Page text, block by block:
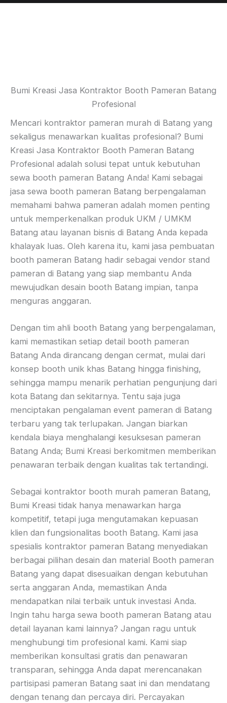
Bumi Kreasi Jasa Kontraktor Booth Pameran Batang
Profesional
Mencari kontraktor pameran murah di Batang yang
sekaligus menawarkan kualitas profesional? Bumi
Kreasi Jasa Kontraktor Booth Pameran Batang
Profesional adalah solusi tepat untuk kebutuhan
sewa booth pameran Batang Anda! Kami sebagai
jasa sewa booth pameran Batang berpengalaman
memahami bahwa pameran adalah momen penting
untuk memperkenalkan produk UKM / UMKM
Batang atau layanan bisnis di Batang Anda kepada
khalayak luas. Oleh karena itu, kami jasa pembuatan
booth pameran Batang hadir sebagai vendor stand
pameran di Batang yang siap membantu Anda
mewujudkan desain booth Batang impian, tanpa
menguras anggaran.
Dengan tim ahli booth Batang yang berpengalaman,
kami memastikan setiap detail booth pameran
Batang Anda dirancang dengan cermat, mulai dari
konsep booth unik khas Batang hingga finishing,
sehingga mampu menarik perhatian pengunjung dari
kota Batang dan sekitarnya. Tentu saja juga
menciptakan pengalaman event pameran di Batang
terbaru yang tak terlupakan. Jangan biarkan
kendala biaya menghalangi kesuksesan pameran
Batang Anda; Bumi Kreasi berkomitmen memberikan
penawaran terbaik dengan kualitas tak tertandingi.
Sebagai kontraktor booth murah pameran Batang,
Bumi Kreasi tidak hanya menawarkan harga
kompetitif, tetapi juga mengutamakan kepuasan
klien dan fungsionalitas booth Batang. Kami jasa
spesialis kontraktor pameran Batang menyediakan
berbagai pilihan desain dan material Booth pameran
Batang yang dapat disesuaikan dengan kebutuhan
serta anggaran Anda, memastikan Anda
mendapatkan nilai terbaik untuk investasi Anda.
Ingin tahu harga sewa booth pameran Batang atau
detail layanan kami lainnya? Jangan ragu untuk
menghubungi tim profesional kami. Kami siap
memberikan konsultasi gratis dan penawaran
transparan, sehingga Anda dapat merencanakan
partisipasi pameran Batang saat ini dan mendatang
dengan tenang dan percaya diri. Percayakan